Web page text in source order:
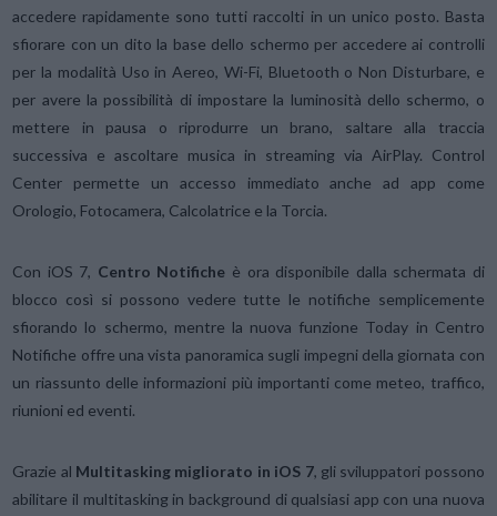
accedere rapidamente sono tutti raccolti in un unico posto. Basta
sfiorare con un dito la base dello schermo per accedere ai controlli
per la modalità Uso in Aereo, Wi-Fi, Bluetooth o Non Disturbare, e
per avere la possibilità di impostare la luminosità dello schermo, o
mettere in pausa o riprodurre un brano, saltare alla traccia
successiva e ascoltare musica in streaming via AirPlay. Control
Center permette un accesso immediato anche ad app come
Orologio, Fotocamera, Calcolatrice e la Torcia.
Con iOS 7, Centro Notifiche è ora disponibile dalla schermata di
blocco così si possono vedere tutte le notifiche semplicemente
sfiorando lo schermo, mentre la nuova funzione Today in Centro
Notifiche offre una vista panoramica sugli impegni della giornata con
un riassunto delle informazioni più importanti come meteo, traffico,
riunioni ed eventi.
Grazie al Multitasking migliorato in iOS 7, gli sviluppatori possono
abilitare il multitasking in background di qualsiasi app con una nuova